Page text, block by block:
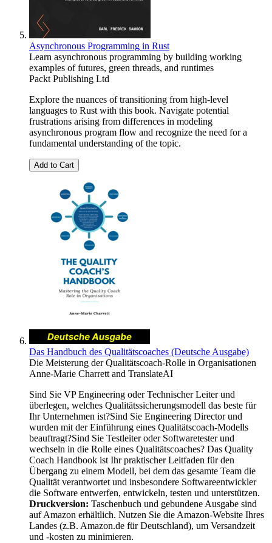
Asynchronous Programming in Rust
Learn asynchronous programming by building working
examples of futures, green threads, and runtimes
Packt Publishing Ltd
Explore the nuances of transitioning from high-level
languages to Rust with this book. Navigate potential
frustrations arising from differences in modeling
asynchronous program flow and recognize the need for a
fundamental understanding of the topic.
Add to Cart
Das Handbuch des Qualitätscoaches (Deutsche Ausgabe)
Die Meisterung der Qualitätscoach-Rolle in Organisationen
Anne-Marie Charrett and TranslateAI
Sind Sie VP Engineering oder Technischer Leiter und
überlegen, welches Qualitätssicherungsmodell das beste für
Ihr Unternehmen ist?Sind Sie Engineering Director und
wurden mit der Einführung eines Qualitätscoach-Modells
beauftragt?Sind Sie Testleiter oder Softwaretester und
wechseln in die Rolle eines Qualitätscoaches? Das Quality
Coach Handbook ist Ihr praktischer Leitfaden für den
Übergang zu einem Modell, bei dem das gesamte Team die
Qualität verantwortet und insbesondere Softwareentwickler
die Software entwerfen, entwickeln, testen und unterstützen.
Druckversion: Taschenbuch und gebundene Ausgabe sind
auf Amazon erhältlich. Nutzen Sie die Amazon-Website Ihres
Landes (z.B. Amazon.de für Deutschland), um Versandzeit
und -kosten zu minimieren.